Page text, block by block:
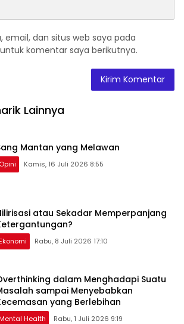
email, dan situs web saya pada
komentar saya berikutnya.
Lainnya
Mantan yang Melawan
Opini Kamis, 16 Juli 2026 8:55
atau Sekadar Memperpanjang
Ekonomi Rabu, 8 Juli 2026 17:10
dalam Menghadapi Suatu
sampai Menyebabkan
yang Berlebihan
Mental Health Rabu, 1 Juli 2026 9:19